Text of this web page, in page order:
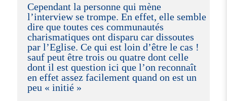
Cependant la personne qui mène
l’interview se trompe. En effet, elle semble
dire que toutes ces communautés
charismatiques ont disparu car dissoutes
par l’Eglise. Ce qui est loin d’être le cas !
sauf peut être trois ou quatre dont celle
dont il est question ici que l’on reconnaît
en effet assez facilement quand on est un
peu « initié »